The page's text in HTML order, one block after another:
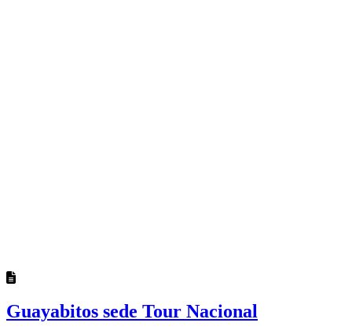
Guayabitos sede Tour Nacional